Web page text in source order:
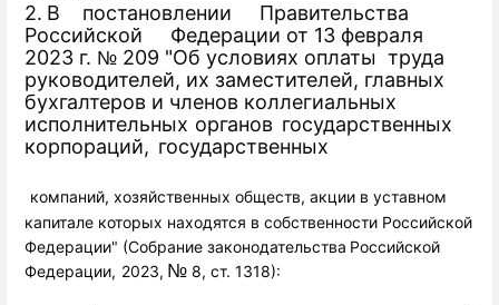
2. В постановлении
Правительства
Российской
Федерации от 13 февраля
2023 г. № 209 "Об условиях оплаты труда
руководителей, их заместителей, главных
бухгалтеров и членов коллегиальных
исполнительных органов государственных
корпораций, государственных
компаний, хозяйственных обществ, акции в уставном
капитале которых находятся в собственности Российской
Федерации" (Собрание законодательства Российской
Федерации, 2023, № 8, ст. 1318):